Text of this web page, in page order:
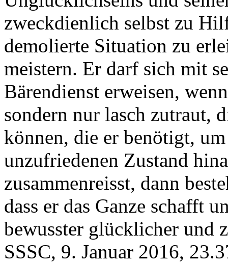
zweckdienlich selbst zu
demolierte Situation zu
meistern. Er darf sich mit
Bärendienst erweisen,
sondern nur lasch zutraut,
können, die er benötigt,
unzufriedenen Zustand
zusammenreisst, dann
dass er das Ganze schafft
bewusster glücklicher und
SSSC, 9. Januar 2016,